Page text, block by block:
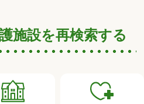
施設を再検索する